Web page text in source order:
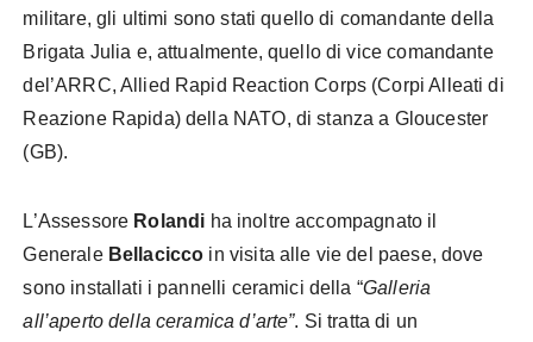
militare, gli ultimi sono stati quello di comandante della
Brigata Julia e, attualmente, quello di vice comandante
del’ARRC, Allied Rapid Reaction Corps (Corpi Alleati di
Reazione Rapida) della NATO, di stanza a Gloucester
(GB).
L’Assessore Rolandi ha inoltre accompagnato il
Generale Bellacicco in visita alle vie del paese, dove
sono installati i pannelli ceramici della “Galleria
all’aperto della ceramica d’arte”. Si tratta di un